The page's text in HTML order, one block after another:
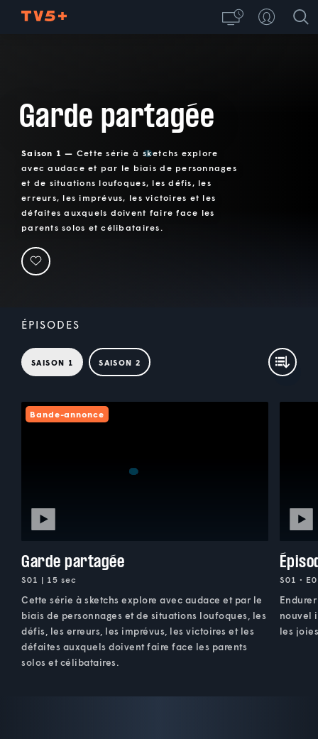
Garde partagée
Saison 1 — Cette série à sketchs explore
avec audace et par le biais de personnages
et de situations loufoques, les défis, les
erreurs, les imprévus, les victoires et les
défaites auxquels doivent faire face les
parents solos et célibataires.
ÉPISODES
SAISON 1 SAISON 2
Bande-annonce
Garde partagée
S01 | 15 sec
Cette série à sketchs explore avec audace et par le
biais de personnages et de situations loufoques, les
défis, les erreurs, les imprévus, les victoires et les
défaites auxquels doivent faire face les parents
solos et célibataires.
S01 •
nouvel
les